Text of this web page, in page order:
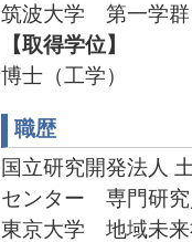
筑波大学 第一
【取得学位】
博士（工学）
職歴
国立研究開発法人
センター 専門研究
東京大学 地域未